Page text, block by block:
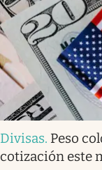
Divisas. Peso
cotización este